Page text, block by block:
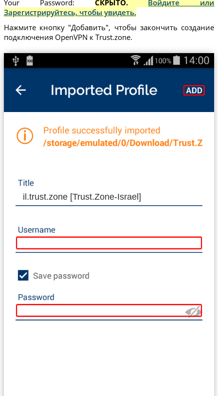
Your Password: СКРЫТО. Войдите или
Зарегистрируйтесь, чтобы увидеть.
Нажмите кнопку "Добавить", чтобы закончить создание
подключения OpenVPN к Trust.zone.
il.trust.zone [Trust.Zone-Israel]